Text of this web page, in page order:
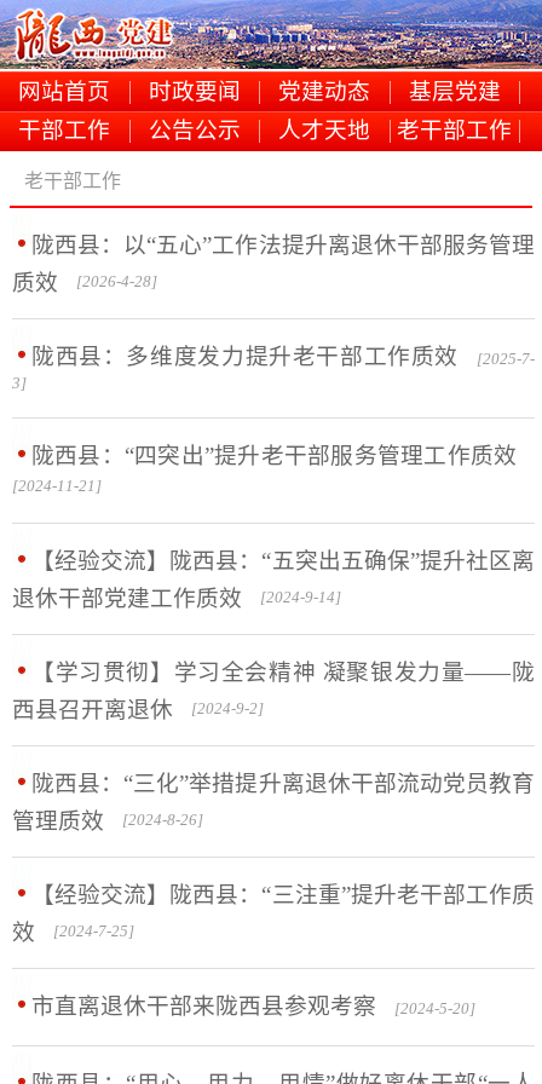
网站首页 时政要闻 党建动态
基层党建
干部工作
公告公示 人才天地 老干部工作
老干部工作
陇西县：以“五心”工作法提升离退休干部服务管理
质效 [2026-4-28]
陇西县：多维度发力提升老干部工作质效 [2025-7-
3]
陇西县：“四突出”提升老干部服务管理工作质效
[2024-11-21]
【经验交流】陇西县：“五突出五确保”提升社区离
退休干部党建工作质效 [2024-9-14]
【学习贯彻】学习全会精神 凝聚银发力量——陇
西县召开离退休 [2024-9-2]
陇西县：“三化”举措提升离退休干部流动党员教育
管理质效 [2024-8-26]
【经验交流】陇西县：“三注重”提升老干部工作质
效 [2024-7-25]
市直离退休干部来陇西县参观考察 [2024-5-20]